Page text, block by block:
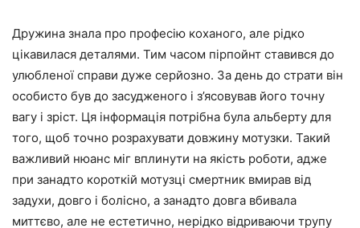
Дружина знала про професію коханого, але рідко
цікавилася деталями. Тим часом пірпойнт ставився до
улюбленої справи дуже серйозно. За день до страти він
особисто був до засудженого і з’ясовував його точну
вагу і зріст. Ця інформація потрібна була альберту для
того, щоб точно розрахувати довжину мотузки. Такий
важливий нюанс міг вплинути на якість роботи, адже
при занадто короткій мотузці смертник вмирав від
задухи, довго і болісно, а занадто довга вбивала
миттєво, але не естетично, нерідко відриваючи трупу